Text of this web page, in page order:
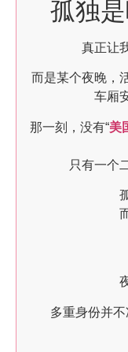
孤独
真正让
而是某个夜晚，
车厢
那一刻，没有“美
只有一个
多重身份并不